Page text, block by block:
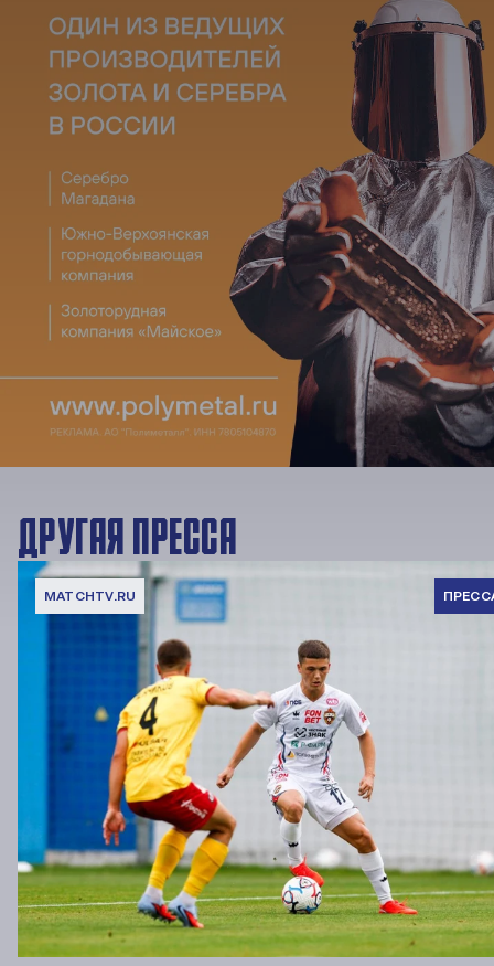
ДРУГАЯ ПРЕССА
MATCHTV.RU
Кирилл Глебов: Не представляю день, когда скажу себе: «Я
хороший футболист, которому ничего не надо»
23 ИЮЛЯ 2026 15:07